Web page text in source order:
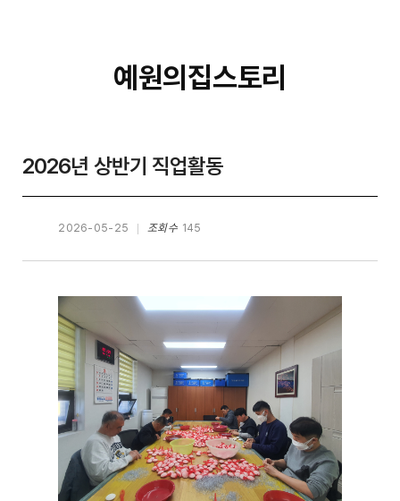
예원의집스토리
2026년 상반기 직업활동
2026-05-25 조회수 145